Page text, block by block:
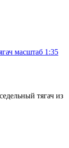
масштаб 1:35
тягач из